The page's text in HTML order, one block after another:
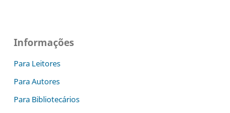
Informações
Para Leitores
Para Autores
Para Bibliotecários